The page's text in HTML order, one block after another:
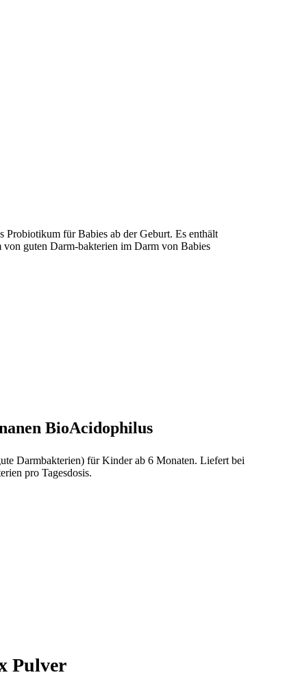
Probiotikum für Babies ab der Geburt. Es enthält
von guten Darm-bakterien im Darm von Babies
BioAcidophilus
Darmbakterien) für Kinder ab 6 Monaten. Liefert bei
pro Tagesdosis.
Pulver